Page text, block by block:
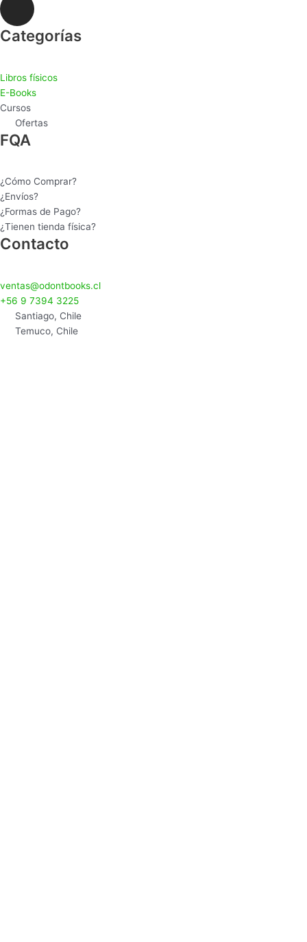
s
g
r
a
m
Categorías
Libros físicos
E-Books
Cursos
Ofertas
FQA
¿Cómo Comprar?
¿Envíos?
¿Formas de Pago?
¿Tienen tienda física?
Contacto
ventas@odontbooks.cl
+56 9 7394 3225
Santiago, Chile
Temuco, Chile